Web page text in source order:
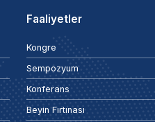
Faaliyetler
Kongre
Sempozyum
Konferans
Beyin Fırtınası